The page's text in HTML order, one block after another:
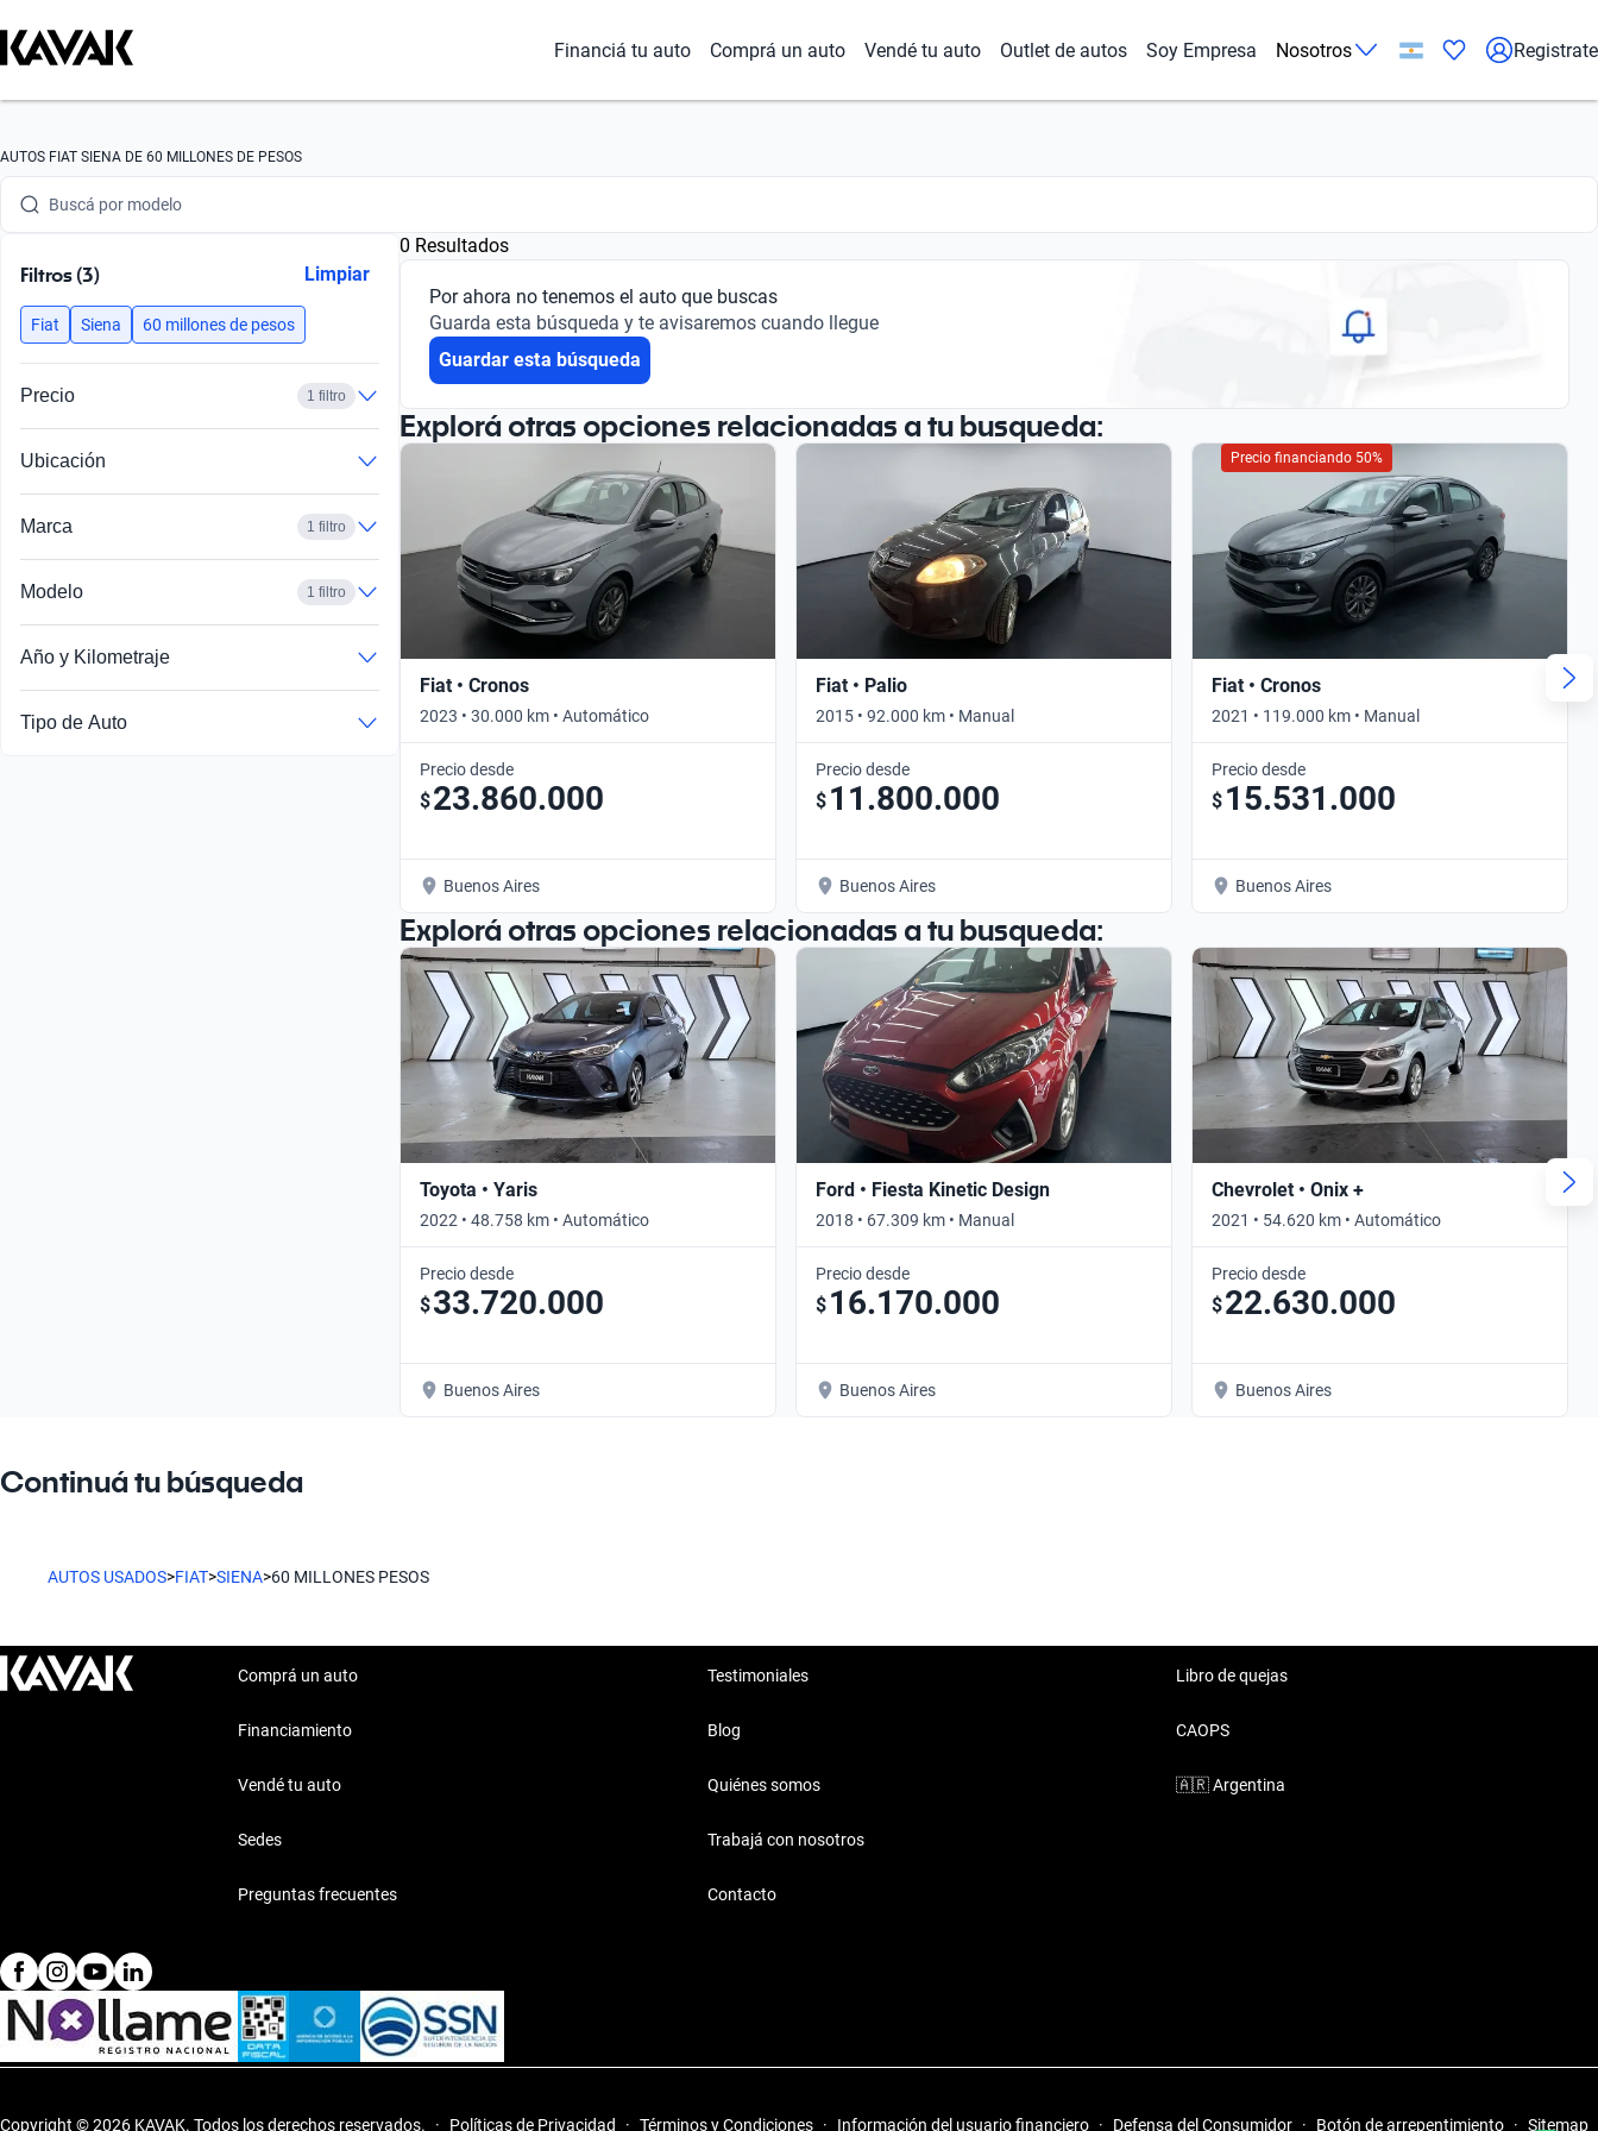
Financiá tu auto Comprá un auto Vendé tu auto Outlet de autos Soy Empresa Nosotros Registrate
AUTOS FIAT SIENA DE 60 MILLONES DE PESOS
Buscá por marca
Buscá por modelo
Buscá por año
Buscá por marca
Buscá por versión
Buscá por año
Filtros (3) Limpiar
Fiat Siena 60 millones de pesos
Precio 1 filtro
Ubicación
Marca 1 filtro
Modelo 1 filtro
Año y Kilometraje
Tipo de Auto
0 Resultados
Por ahora no tenemos el auto que buscas
Guarda esta búsqueda y te avisaremos cuando llegue
Guardar esta búsqueda
Explorá otras opciones relacionadas a tu busqueda:
Fiat • Cronos
2023 • 30.000 km • Automático
Precio desde
$23.860.000
Buenos Aires
Fiat • Palio
2015 • 92.000 km • Manual
Precio desde
$ 11.800.000
Buenos Aires
Precio financiando 50%
Fiat • Cronos
2021 • 119.000 km • Manual
Precio desde
$ 15.531.000
Buenos Aires
Explorá otras opciones relacionadas a tu busqueda:
Toyota • Yaris
2022 • 48.758 km • Automático
Precio desde
$33.720.000
Buenos Aires
Ford • Fiesta Kinetic Design
2018 • 67.309 km • Manual
Precio desde
$ 16.170.000
Buenos Aires
Chevrolet • Onix +
2021 • 54.620 km • Automático
Precio desde
$22.630.000
Buenos Aires
Continuá tu búsqueda
AUTOS USADOS>FIAT>SIENA>60 MILLONES PESOS
Comprá un auto
Financiamiento
Vendé tu auto
Sedes
Preguntas frecuentes
Testimoniales
Blog
Quiénes somos
Trabajá con nosotros
Contacto
Libro de quejas
CAOPS
🇦🇷 Argentina
Copyright © 2026 KAVAK. Todos los derechos reservados. · Políticas de Privacidad · Términos y Condiciones · Información del usuario financiero · Defensa del Consumidor · Botón de arrepentimiento · Sitemap